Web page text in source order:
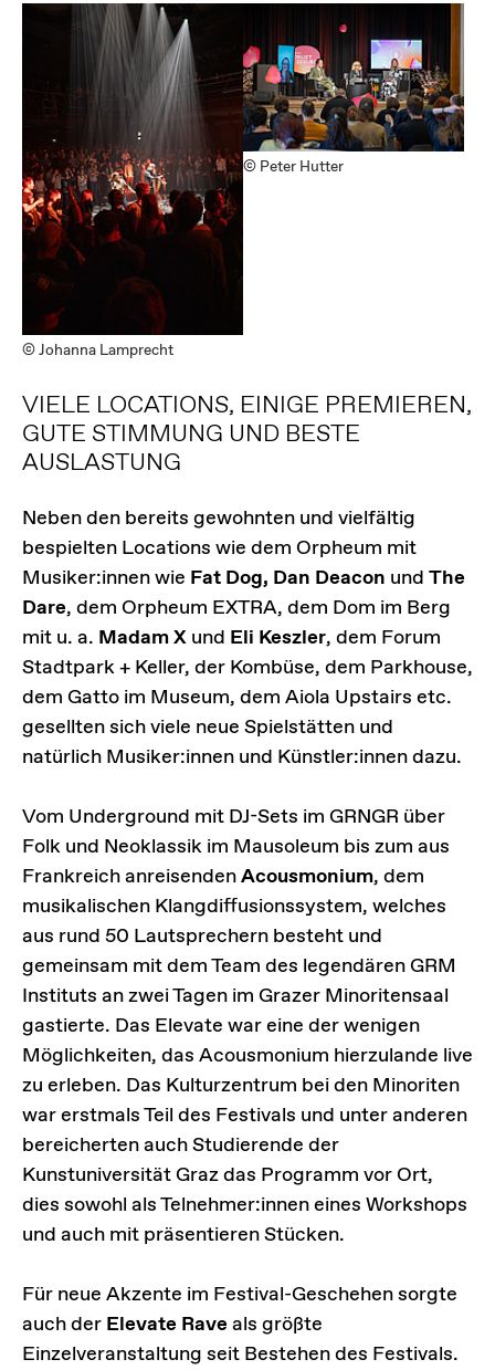
© Johanna Lamprecht
© Peter Hutter
VIELE LOCATIONS, EINIGE PREMIEREN,
GUTE STIMMUNG UND BESTE
AUSLASTUNG
Neben den bereits gewohnten und vielfältig
bespielten Locations wie dem Orpheum mit
Musiker:innen wie Fat Dog, Dan Deacon und The
Dare, dem Orpheum EXTRA, dem Dom im Berg
mit u. a. Madam X und Eli Keszler, dem Forum
Stadtpark + Keller, der Kombüse, dem Parkhouse,
dem Gatto im Museum, dem Aiola Upstairs etc.
gesellten sich viele neue Spielstätten und
natürlich Musiker:innen und Künstler:innen dazu.
Vom Underground mit DJ-Sets im GRNGR über
Folk und Neoklassik im Mausoleum bis zum aus
Frankreich anreisendenAcousmonium, dem
musikalischen Klangdiffusionssystem, welches
aus rund 50 Lautsprechern besteht und
gemeinsam mit dem Team des legendären GRM
Instituts an zwei Tagen im Grazer Minoritensaal
gastierte. Das Elevate war eine der wenigen
Möglichkeiten, das Acousmonium hierzulande live
zu erleben. Das Kulturzentrum bei den Minoriten
war erstmals Teil des Festivals und unter anderen
bereicherten auch Studierende der
Kunstuniversität Graz das Programm vor Ort,
dies sowohl als Telnehmer:innen eines Workshops
und auch mit präsentieren Stücken.
Für neue Akzente im Festival-Geschehen sorgte
auch der Elevate Rave als größte
Einzelveranstaltung seit Bestehen des Festivals.